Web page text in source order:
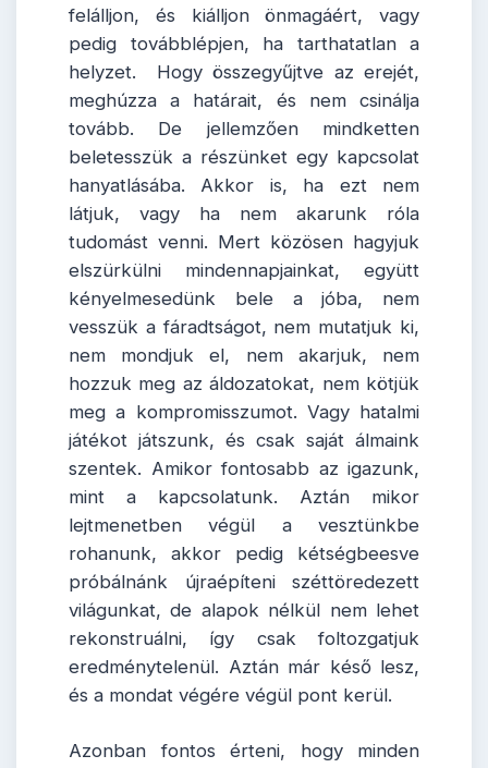
felálljon, és kiálljon önmagáért, vagy
pedig továbblépjen, ha tarthatatlan a
helyzet. Hogy összegyűjtve az erejét,
meghúzza a határait, és nem csinálja
tovább. De jellemzően mindketten
beletesszük a részünket egy kapcsolat
hanyatlásába. Akkor is, ha ezt nem
látjuk, vagy ha nem akarunk róla
tudomást venni. Mert közösen hagyjuk
elszürkülni mindennapjainkat, együtt
kényelmesedünk bele a jóba, nem
vesszük a fáradtságot, nem mutatjuk ki,
nem mondjuk el, nem akarjuk, nem
hozzuk meg az áldozatokat, nem kötjük
meg a kompromisszumot. Vagy hatalmi
játékot játszunk, és csak saját álmaink
szentek. Amikor fontosabb az igazunk,
mint a kapcsolatunk. Aztán mikor
lejtmenetben végül a vesztünkbe
rohanunk, akkor pedig kétségbeesve
próbálnánk újraépíteni széttöredezett
világunkat, de alapok nélkül nem lehet
rekonstruálni, így csak foltozgatjuk
eredménytelenül. Aztán már késő lesz,
és a mondat végére végül pont kerül.
Azonban fontos érteni, hogy minden